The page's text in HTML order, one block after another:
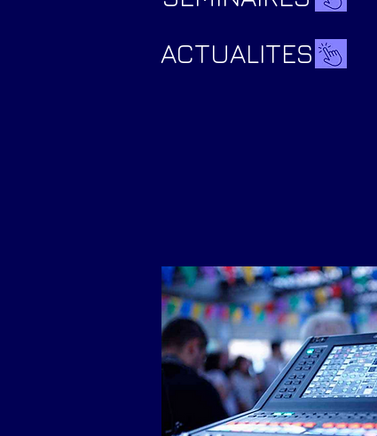
ACTUALITES